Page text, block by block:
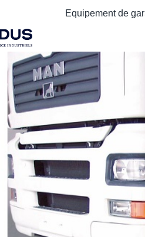
Equipement de